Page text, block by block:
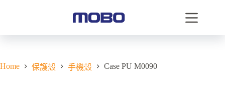
Home 保護殼 手機殼 Case PU M0090